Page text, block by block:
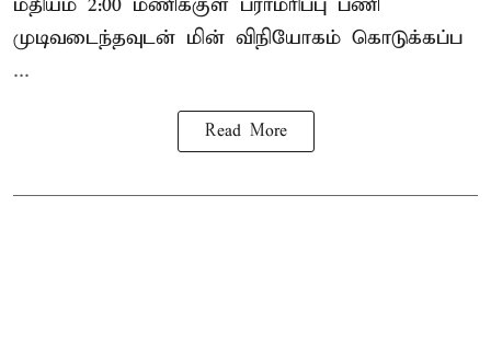
முடிவடைந்தவுடன் மின் விநியோகம் கொடுக்கப்ப
...
Read More